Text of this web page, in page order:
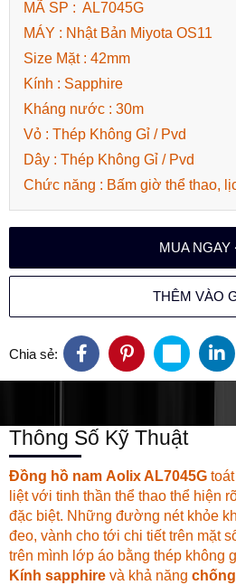
MÃ SP : AL7045G
MÁY : Nhật Bản Miyota OS11
Size Mặt : 42mm
Kính : Sapphire
Kháng nước : 30m
Vỏ : Thép Không Gỉ / Pvd
Dây : Thép Không Gỉ / Pvd
Chức năng : Bấm giờ thể thao,
MUA
THÊM VÀO
Chia sẻ:
Thông Số Kỹ Thuật
Đồng hồ nam Aolix AL7045G
liệt với tinh thần thể thao thể hiện
đặc biệt. Những đường nét khỏe
đeo, vành cho tới chi tiết trên mặt
trên mình lớp áo bằng thép không
Kính sapphire và khả năng